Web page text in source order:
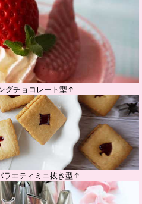
グチョコレート型↑
ラエティミニ抜き型↑